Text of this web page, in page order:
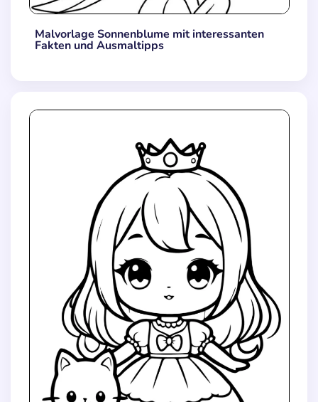
Malvorlage Sonnenblume mit interessanten
Fakten und Ausmaltipps